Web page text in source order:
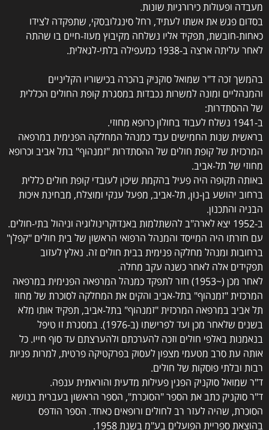
מעבדה ופעולות כירורגיות שונות.
בסדום פגש את אשתו לעתיד, רחל סינגלובסקי, שתפקדה לצידו
כאחות-חובשת, תפקיד אליו נשלחה מקיבוץ מעוז-חיים בו שהתה
לאחר עליתה ארצה ב-1938 כמעפילה בלתי-לגאלית.
בהמשך זכה ד"ר שמואל סוקניק בהכרה בכישוריו הקליניים
והמנהליים ומונה למשרות נכבדות במסגרת קופת החולים הכללית
של ההסתדרות:
ב-1941 נשלח לעבוד בחולון כרופא מחוזי.
בראשית שנות החמישים עבד כמנהל המחלקה הפנימית במרפאה
המרכזית של קופת חולים של ההסתדרות "זמנהוף" בתל אביב וכרופא
מחוזי של תל-אביב.
באותה תקופה היה פעיל בהקמת שיכון לעובדי קופת חולים כללית
ברחוב יהושע בן-נון, תל-אביב, מפעל ענקי ומוצלח, מבחינת איכות
הבניה והתכנון.
ב-1952 יצא לארה"ב להשתלמות באנדוקרינולוגיה וניהול בתי-חולים.
עם חזרתו היה המייסד והמנהל הרפואי הראשון של בית חולים "קפלן"
ברחובות ומנהל מחלקה פנימית בבית חולים זה. נאלץ לעזוב
תפקידים אלה לאחר כשנה עקב מחלה.
לאחר מכן (~1953) חזר לתפקד כמנהל המרפאה הפנימית במרפאה
המרכזית "זמנהוף" בתל-אביב והקים את המחלקה לסוכרת של מחוז
תל אביב במרפאה המרכזית "זמנהוף" בתל-אביב, תפקיד אותו מלא
בשנים שלאחר מכן ועד לפרישתו (ב-1976). במסגרת זו טיפל
בנאמנות באלפי חולים וזכה להערכתם ולהערצתם עד סוף חייו. כל
אותה עת סרב מטעמי מצפון לעסוק בפרקטיקה פרטית, למרות פניות
רבות ובלתי פוסקות של חולים.
ד"ר שמואל סוקניק הפגין פעילות מדעית והוראתית ענפה.
ד"ר סוקניק כתב את הספר "הסוכרת", הספר הראשון בעברית בנושא
הסוכרת, שהיה לעזר רב לחולים ורופאים כאחד. הספר הודפס
בהוצאת ספריית הפועלים בע"מ בשנת 1958.